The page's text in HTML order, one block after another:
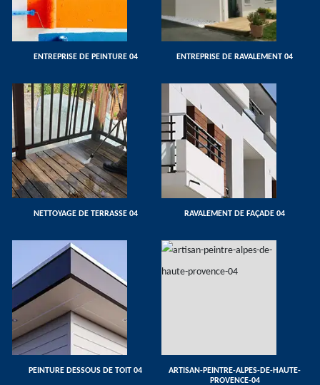
ENTREPRISE DE PEINTURE 04 ENTREPRISE DE RAVALEMENT 04
NETTOYAGE DE TERRASSE 04 RAVALEMENT DE FAÇADE 04
PEINTURE DESSOUS DE TOIT 04
ARTISAN-PEINTRE-ALPES-DE-HAUTE-
PROVENCE-04